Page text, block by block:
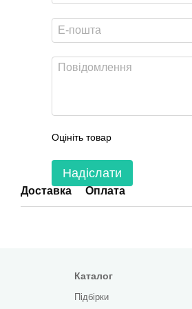
Оцініть товар
Надіслати
Доставка Оплата
Каталог
Підбірки